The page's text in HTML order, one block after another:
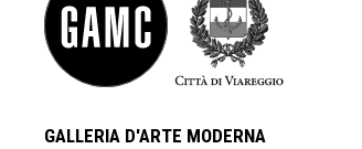
GALLERIA D'ARTE MODERNA